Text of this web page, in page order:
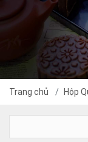
Trang chủ Hộp